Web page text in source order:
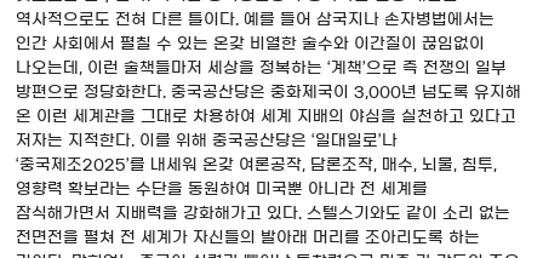
역사적으로도 전혀 다른 틀이다. 예를 들어 삼국지나 손자병법에서는
인간 사회에서 펼칠 수 있는 온갖 비열한 술수와 이간질이 끊임없이
나오는데, 이런 술책들마저 세상을 정복하는 ‘계책’으로 즉 전쟁의 일부
방편으로 정당화한다. 중국공산당은 중화제국이 3,000년 넘도록 유지해
온 이런 세계관을 그대로 차용하여 세계 지배의 야심을 실천하고 있다고
저자는 지적한다. 이를 위해 중국공산당은 ‘일대일로’나
‘중국제조2025’를 내세워 온갖 여론공작, 담론조작, 매수, 뇌물, 침투,
영향력 확보라는 수단을 동원하여 미국뿐 아니라 전 세계를
잠식해가면서 지배력을 강화해가고 있다. 스텔스기와도 같이 소리 없는
전면전을 펼쳐 전 세계가 자신들의 발아래 머리를 조아리도록 하는